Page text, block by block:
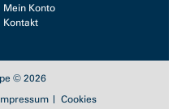
Mein Konto
Kontakt
© 2026
Cookies